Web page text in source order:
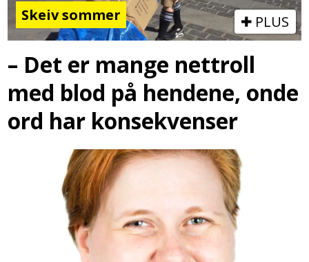
Skeiv sommer PLUS
– Det er mange nettroll
med blod på hendene, onde
ord har konsekvenser